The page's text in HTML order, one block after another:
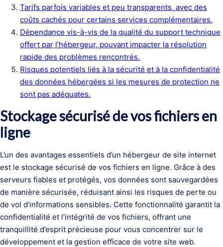
Tarifs parfois variables et peu transparents, avec des
coûts cachés pour certains services complémentaires.
Dépendance vis-à-vis de la qualité du support technique
offert par l’hébergeur, pouvant impacter la résolution
rapide des problèmes rencontrés.
Risques potentiels liés à la sécurité et à la confidentialité
des données hébergées si les mesures de protection ne
sont pas adéquates.
Stockage sécurisé de vos fichiers en
ligne
L’un des avantages essentiels d’un hébergeur de site internet
est le stockage sécurisé de vos fichiers en ligne. Grâce à des
serveurs fiables et protégés, vos données sont sauvegardées
de manière sécurisée, réduisant ainsi les risques de perte ou
de vol d’informations sensibles. Cette fonctionnalité garantit la
confidentialité et l’intégrité de vos fichiers, offrant une
tranquillité d’esprit précieuse pour vous concentrer sur le
développement et la gestion efficace de votre site web.